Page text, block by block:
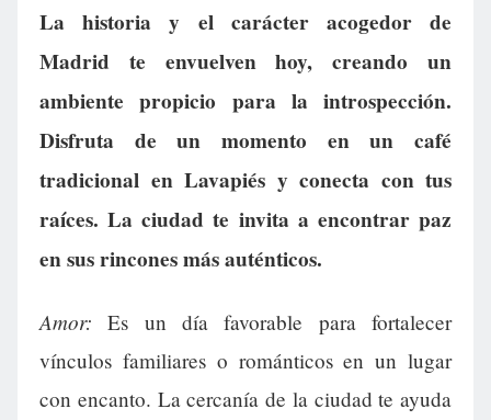
La historia y el carácter acogedor de
Madrid te envuelven hoy, creando un
ambiente propicio para la introspección.
Disfruta de un momento en un café
tradicional en Lavapiés y conecta con tus
raíces. La ciudad te invita a encontrar paz
en sus rincones más auténticos.
Amor: Es un día favorable para fortalecer
vínculos familiares o románticos en un lugar
con encanto. La cercanía de la ciudad te ayuda